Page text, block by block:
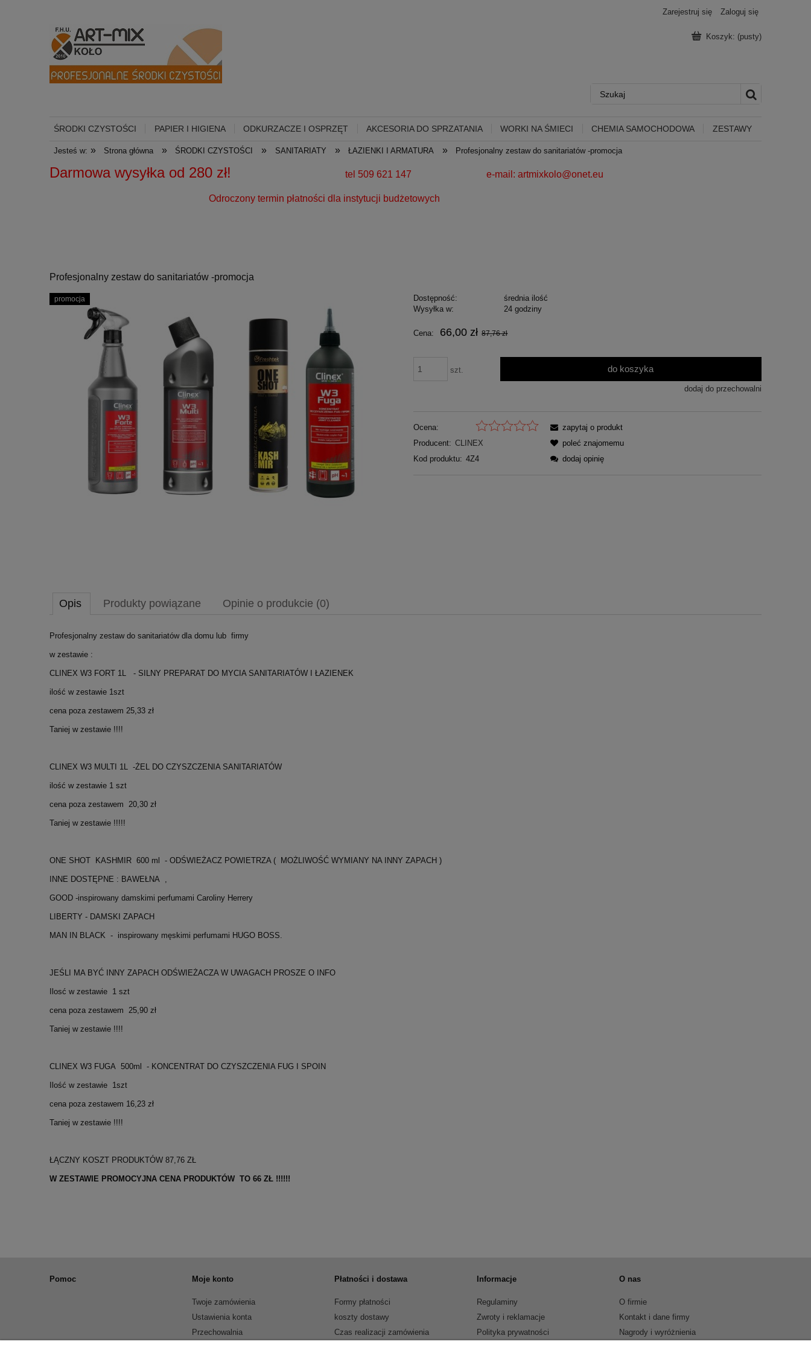
Zarejestruj się Zaloguj się
Koszyk: (pusty)
ŚRODKI CZYSTOŚCI PAPIER I HIGIENA ODKURZACZE I OSPRZĘT AKCESORIA DO SPRZATANIA WORKI NA ŚMIECI CHEMIA SAMOCHODOWA ZESTAWY
Jesteś w: » Strona główna » ŚRODKI CZYSTOŚCI » SANITARIATY » ŁAZIENKI I ARMATURA » Profesjonalny zestaw do sanitariatów -promocja
Darmowa wysyłka od 280 zł! tel 509 621 147 e-mail: artmixkolo@onet.eu
Odroczony termin płatności dla instytucji budżetowych
Profesjonalny zestaw do sanitariatów -promocja
promocja Dostępność:
średnia ilość
Wysyłka w:
24 godziny
Cena: 66,00 zł 87,76 zł
szt. do koszyka
dodaj do przechowalni
Ocena:
Producent: CLINEX
Kod produktu: 4Z4
zapytaj o produkt
poleć znajomemu
dodaj opinię
Opis Produkty powiązane Opinie o produkcie (0)
Profesjonalny zestaw do sanitariatów dla domu lub firmy
w zestawie :
CLINEX W3 FORT 1L - SILNY PREPARAT DO MYCIA SANITARIATÓW I ŁAZIENEK
ilość w zestawie 1szt
cena poza zestawem 25,33 zł
Taniej w zestawie !!!!
CLINEX W3 MULTI 1L -ŻEL DO CZYSZCZENIA SANITARIATÓW
ilość w zestawie 1 szt
cena poza zestawem 20,30 zł
Taniej w zestawie !!!!!
ONE SHOT KASHMIR 600 ml - ODŚWIEŻACZ POWIETRZA ( MOŻLIWOŚĆ WYMIANY NA INNY ZAPACH )
INNE DOSTĘPNE : BAWEŁNA ,
GOOD -inspirowany damskimi perfumami Caroliny Herrery
LIBERTY - DAMSKI ZAPACH
MAN IN BLACK - inspirowany męskimi perfumami HUGO BOSS.
JEŚLI MA BYĆ INNY ZAPACH ODŚWIEŻACZA W UWAGACH PROSZE O INFO
Ilosć w zestawie 1 szt
cena poza zestawem 25,90 zł
Taniej w zestawie !!!!
CLINEX W3 FUGA 500ml - KONCENTRAT DO CZYSZCZENIA FUG I SPOIN
Ilość w zestawie 1szt
cena poza zestawem 16,23 zł
Taniej w zestawie !!!!
ŁĄCZNY KOSZT PRODUKTÓW 87,76 ZŁ
W ZESTAWIE PROMOCYJNA CENA PRODUKTÓW TO 66 ZŁ !!!!!!
Pomoc Moje konto
Twoje zamówienia
Ustawienia konta
Przechowalnia
Płatności i dostawa
Formy płatności
koszty dostawy
Czas realizacji zamówienia
Informacje
Regulaminy
Zwroty i reklamacje
Polityka prywatności
O nas
O firmie
Kontakt i dane firmy
Nagrody i wyróżnienia